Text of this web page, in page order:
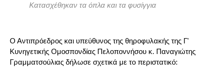
Κατασχέθηκαν τα όπλα και τα φυσίγγια
Ο Αντιπρόεδρος και υπεύθυνος της θηροφυλακής της Γ'
Κυνηγετικής Ομοσπονδίας Πελοποννήσου κ. Παναγιώτης
Γραμματσούλιας δήλωσε σχετικά με το περιστατικό: